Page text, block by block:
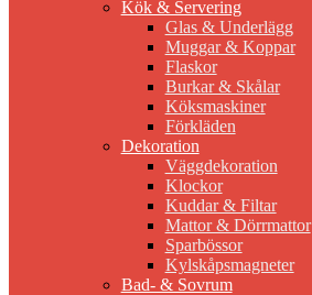
Kök & Servering
Glas & Underlägg
Muggar & Koppar
Flaskor
Burkar & Skålar
Köksmaskiner
Förkläden
Dekoration
Väggdekoration
Klockor
Kuddar & Filtar
Mattor & Dörrmattor
Sparbössor
Kylskåpsmagneter
Bad- & Sovrum